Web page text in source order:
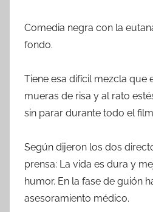
Comedia negra con la
fondo.
Tiene esa difícil mezcla que
mueras de risa y al rato
sin parar durante todo el
Según dijeron los dos
prensa: La vida es dura y
humor. En la fase de guión
asesoramiento médico.